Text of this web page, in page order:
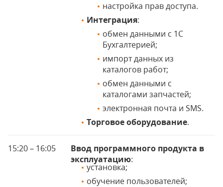
настройка прав доступа.
Интеграция:
обмен данными с 1С
Бухгалтерией;
импорт данных из
каталогов работ;
обмен данными с
каталогами запчастей;
электронная почта и SMS.
Торговое оборудование.
15:20 – 16:05
Ввод программного продукта в
эксплуатацию:
установка;
обучение пользователей;